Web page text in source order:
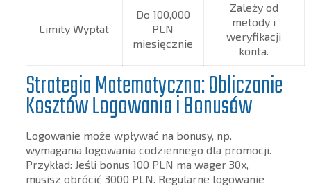
Limity Wypłat
Do 100,000
PLN
miesięcznie
Zależy od
metody i
weryfikacji
konta.
Strategia Matematyczna: Obliczanie
Kosztów Logowania i Bonusów
Logowanie może wpływać na bonusy, np.
wymagania logowania codziennego dla promocji.
Przykład: Jeśli bonus 100 PLN ma wager 30x,
musisz obrócić 3000 PLN. Regularne logowanie